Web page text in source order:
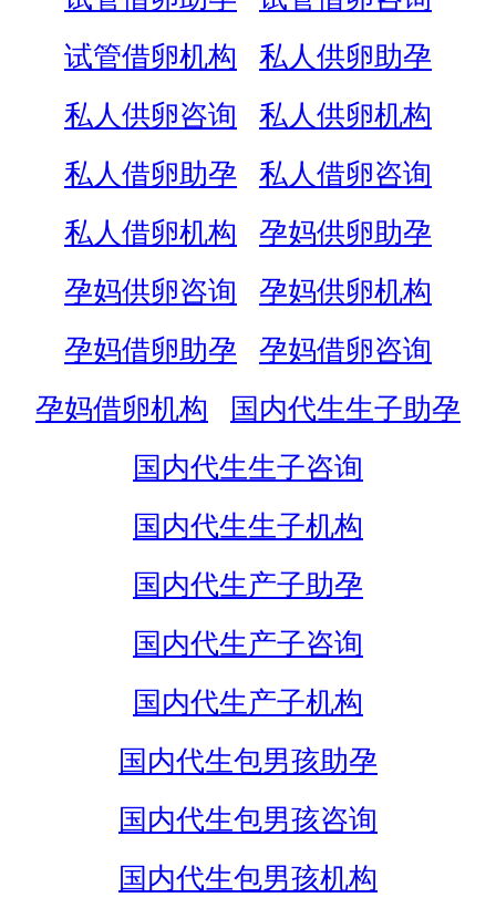
试管借卵机构
私人供卵助孕
私人供卵咨询
私人供卵机构
私人借卵助孕
私人借卵咨询
私人借卵机构
孕妈供卵助孕
孕妈供卵咨询
孕妈供卵机构
孕妈借卵助孕
孕妈借卵咨询
孕妈借卵机构
国内代生生子助孕
国内代生生子咨询
国内代生生子机构
国内代生产子助孕
国内代生产子咨询
国内代生产子机构
国内代生包男孩助孕
国内代生包男孩咨询
国内代生包男孩机构